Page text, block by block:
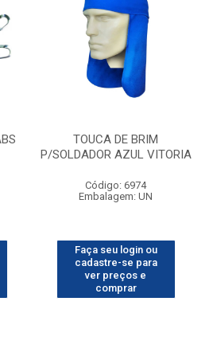
TOUCA DE BRIM
P/SOLDADOR AZUL VITORIA
Código: 6974
Embalagem: UN
Faça seu login ou
cadastre-se para
ver preços e
comprar